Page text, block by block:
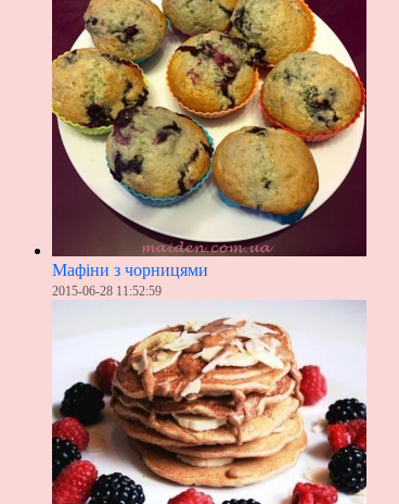
Мафіни з чорницями
2015-06-28 11:52:59